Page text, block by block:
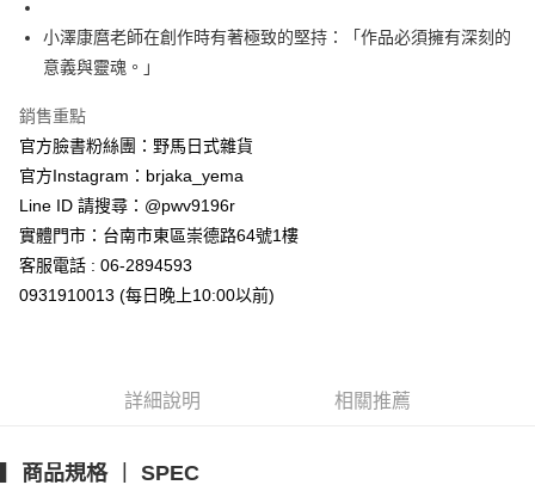
小澤康麿老師在創作時有著極致的堅持：「作品必須擁有深刻的
意義與靈魂。」
銷售重點
官方臉書粉絲團：野馬日式雜貨
官方Instagram：brjaka_yema
Line ID 請搜尋：@pwv9196r
實體門市：台南市東區崇德路64號1樓
客服電話 : 06-2894593
0931910013 (每日晚上10:00以前)
詳細說明 相關推薦
▎商品規格 ｜ SPEC